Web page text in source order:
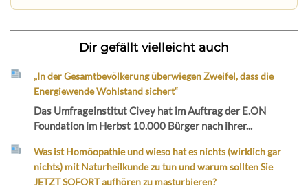
Dir gefällt vielleicht auch
„In der Gesamtbevölkerung überwiegen Zweifel, dass die
Energiewende Wohlstand sichert“
Das Umfrageinstitut Civey hat im Auftrag der E.ON
Foundation im Herbst 10.000 Bürger nach ihrer...
Was ist Homöopathie und wieso hat es nichts (wirklich gar
nichts) mit Naturheilkunde zu tun und warum sollten Sie
JETZT SOFORT aufhören zu masturbieren?